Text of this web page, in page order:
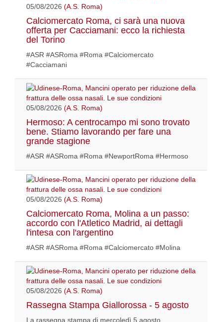
05/08/2026 (A.S. Roma)
Calciomercato Roma, ci sarà una nuova
offerta per Cacciamani: ecco la richiesta
del Torino
#ASR #ASRoma #Roma #Calciomercato
#Cacciamani
05/08/2026 (A.S. Roma)
Hermoso: A centrocampo mi sono trovato
bene. Stiamo lavorando per fare una
grande stagione
#ASR #ASRoma #Roma #NewportRoma #Hermoso
05/08/2026 (A.S. Roma)
Calciomercato Roma, Molina a un passo:
accordo con l'Atletico Madrid, ai dettagli
l'intesa con l'argentino
#ASR #ASRoma #Roma #Calciomercato #Molina
05/08/2026 (A.S. Roma)
Rassegna Stampa Giallorossa - 5 agosto
La rassegna stampa di mercoledì 5 agosto